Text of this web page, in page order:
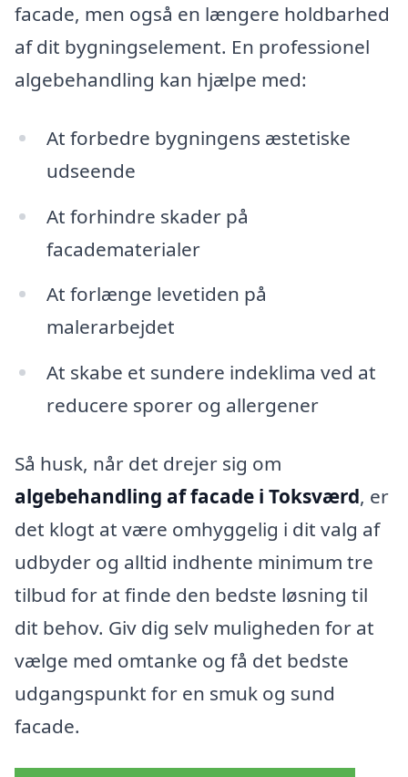
facade, men også en længere holdbarhed
af dit bygningselement. En professionel
algebehandling kan hjælpe med:
At forbedre bygningens æstetiske
udseende
At forhindre skader på
facadematerialer
At forlænge levetiden på
malerarbejdet
At skabe et sundere indeklima ved at
reducere sporer og allergener
Så husk, når det drejer sig om
algebehandling af facade i Toksværd, er
det klogt at være omhyggelig i dit valg af
udbyder og alltid indhente minimum tre
tilbud for at finde den bedste løsning til
dit behov. Giv dig selv muligheden for at
vælge med omtanke og få det bedste
udgangspunkt for en smuk og sund
facade.